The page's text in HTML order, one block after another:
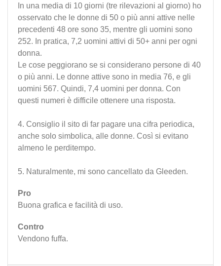
In una media di 10 giorni (tre rilevazioni al giorno) ho
osservato che le donne di 50 o più anni attive nelle
precedenti 48 ore sono 35, mentre gli uomini sono
252. In pratica, 7,2 uomini attivi di 50+ anni per ogni
donna.
Le cose peggiorano se si considerano persone di 40
o più anni. Le donne attive sono in media 76, e gli
uomini 567. Quindi, 7,4 uomini per donna. Con
questi numeri è difficile ottenere una risposta.
4. Consiglio il sito di far pagare una cifra periodica,
anche solo simbolica, alle donne. Così si evitano
almeno le perditempo.
5. Naturalmente, mi sono cancellato da Gleeden.
Pro
Buona grafica e facilità di uso.
Contro
Vendono fuffa.